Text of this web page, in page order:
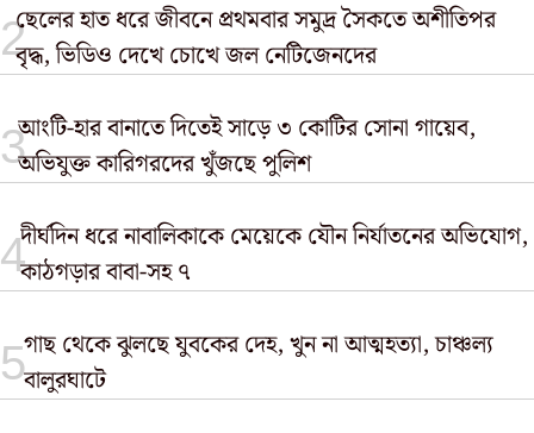
ছেলের হাত ধরে জীবনে প্রথমবার সমুদ্র সৈকতে অশীতিপর
বৃদ্ধ, ভিডিও দেখে চোখে জল নেটিজেনদের
আংটি-হার বানাতে দিতেই সাড়ে ৩ কোটির সোনা গায়েব,
অভিযুক্ত কারিগরদের খুঁজছে পুলিশ
দীর্ঘদিন ধরে নাবালিকাকে মেয়েকে যৌন নির্যাতনের অভিযোগ,
কাঠগড়ার বাবা-সহ ৭
গাছ থেকে ঝুলছে যুবকের দেহ, খুন না আত্মহত্যা, চাঞ্চল্য
বালুরঘাটে